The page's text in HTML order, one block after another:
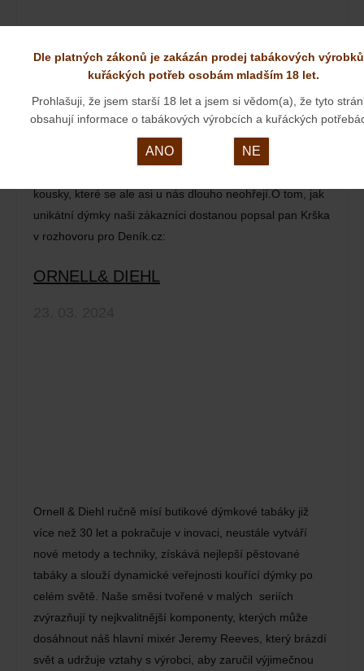
Špičkové dýmky od pana Kršky patří již ke stálicím v
kousky, které se ale asi u nás dlouho neohřejí.O tom, jak
unikátní dýmky naši zákazníci dostanou popsal pan Krška
v rozhovoru pro Deník.cz:
ORNELL& DIEHL
Ornell & Diehl ručně mísí butikové dýmkové tabáky již
více než 30 let a pokračuje v inovaci, neustále vytváří
nové metody a techniky, získává nejlepší pěstované
tabáky a slouží dynamické veřejnosti kouřící dýmky po
celém světě. Naše směsi tvořené v malých seriích
zvýrazňují ty nejkvalitnější komponenty, kterých může
dosáhnout náš hlavní mixér Jeremy Reeves, který brázdí
svět a udržuje vztahy s výrobci, aby zaručil výjimečnou
Dle platných zákonů je zakázán prodej tabákových
kuřáckých potřeb osobám mladším 18 let.
Prohlašuji, že jsem starší 18 let a jsem si vědom(a), že tyto
obsahují informace o tabákových výrobcích a kuřáckých
ANO NE